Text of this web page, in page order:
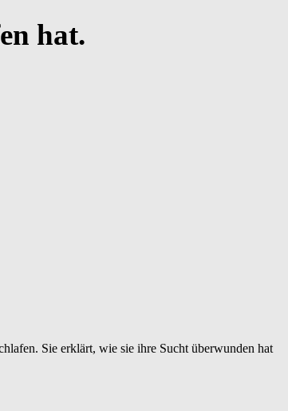
hat.
Sie erklärt, wie sie ihre Sucht überwunden hat